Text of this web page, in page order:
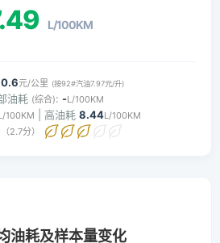
L/100KM
0.6元/公里 (按92#汽油7.97元/升)
油耗 (综合): -L/100KM
100KM | 高油耗 8.44L/100KM
（2.7分）